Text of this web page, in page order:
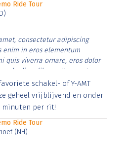
Ride Tour
consectetur adipiscing
enim in eros elementum
quis viverra ornare, eros dolor
diam libero vitae erat.
justo cursus id rutrum lorem
vitae risus tristique posuere.
schakel- of Y-AMT
geheel vrijblijvend en onder
minuten per rit!
Ride Tour
(NH)